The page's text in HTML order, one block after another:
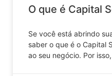
O que é Capital
Se você está abrindo
saber o que é o Capital
ao seu negócio. Por isso,